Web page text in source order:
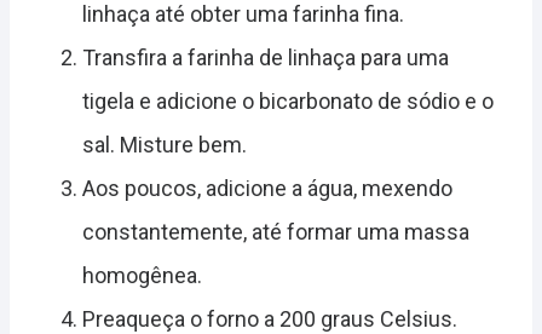
linhaça até obter uma farinha fina.
Transfira a farinha de linhaça para uma
tigela e adicione o bicarbonato de sódio e o
sal. Misture bem.
Aos poucos, adicione a água, mexendo
constantemente, até formar uma massa
homogênea.
Preaqueça o forno a 200 graus Celsius.